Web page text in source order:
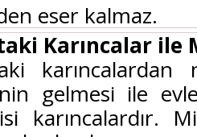
eser kalmaz.
Karıncalar ile
gelmesi ile